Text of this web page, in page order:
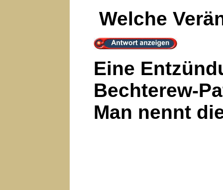
Welche
Eine
Bechterew-
Man nennt